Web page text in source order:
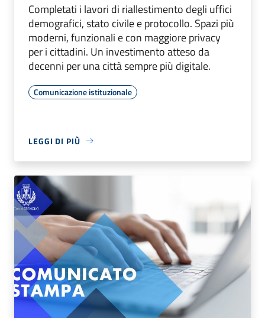
Completati i lavori di riallestimento degli uffici
demografici, stato civile e protocollo. Spazi più
moderni, funzionali e con maggiore privacy
per i cittadini. Un investimento atteso da
decenni per una città sempre più digitale.
Comunicazione istituzionale
LEGGI DI PIÙ